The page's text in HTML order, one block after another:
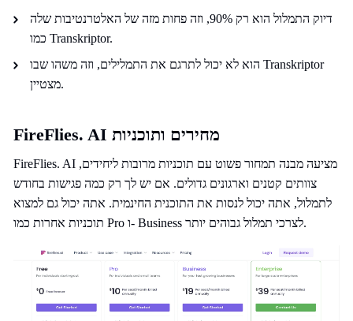
דיוק התמלול הוא רק 90%, וזה פחות מזה של האלטרנטיבות שלה
כמו Transkriptor.
הוא לא יכול לתרגם את התמלילים, וזה משהו שבו Transkriptor
מצטיין.
FireFlies. AI מחירים ותוכניות
FireFlies. AI מציעה מבנה תמחור פשוט עם תוכניות מרובות ליחידים,
צוותים קטנים וארגונים גדולים. אם יש לך רק כמה פגישות בחודש
לתמלול, אתה יכול לנסות את התוכנית החינמית. אתה יכול גם למצוא
תוכניות אחרות כמו Pro ו- Business לצרכי תמלול גבוהים יותר.